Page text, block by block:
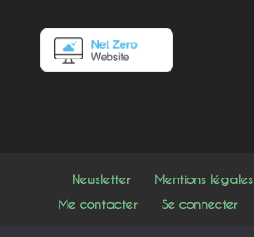
Newsletter Mentions légales
Me contacter
Se connecter